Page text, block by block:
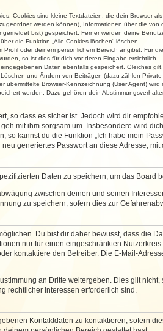
Cookies sind kleine Textdateien, die dein Browser
werden können), Informationen über die
bist) gespeichert. Ferner werden deine
die Funktion „Alle Cookies löschen“ löschen.
oder deinem persönlichem Bereich angibst. Für
so ist dies für dich vor deren Eingabe ersichtlich.
Daten ebenfalls gespeichert. Gleiches
und Ändern von Beiträgen (dazu zählen
Browser-Kennzeichnung (User Agent)
werden. Dazu gehören dein
so dass es sicher ist. Jedoch wird dir
mit ihm sorgsam um. Insbesondere wird
kannst du die Funktion „Ich habe mein
generiertes Passwort an diese Adresse,
Daten zu speichern, um das Board
zwischen deinen und seinen
zu speichern, sofern dies zur
Du bist dir daher bewusst, dass die
nur für einen eingeschränkten
kontaktiere den Betreiber. Die E-Mail-
an Dritte weitergeben. Dies gilt
rechtlicher Interessen erforderlich sind.
Kontaktdaten zu kontaktieren, sofern